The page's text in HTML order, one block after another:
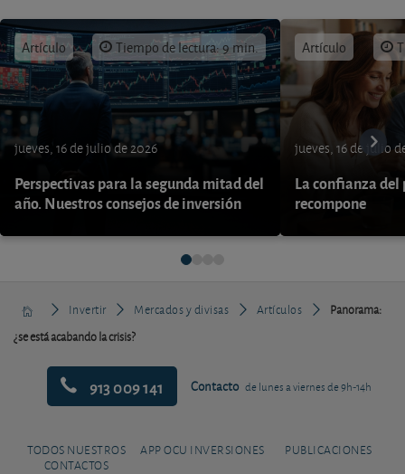
Artículo Tiempo de lectura: 9 min.
jueves, 16 de julio de 2026
Perspectivas para la segunda mitad del
año. Nuestros consejos de inversión
Artículo
jueves, 16 de julio
La confianza del
recompone
Invertir Mercados y divisas Artículos
Panorama:
¿se está acabando la crisis?
913 009 141 Contacto de lunes a viernes de 9h-14h
TODOS NUESTROS
CONTACTOS
APP OCU INVERSIONES PUBLICACIONES